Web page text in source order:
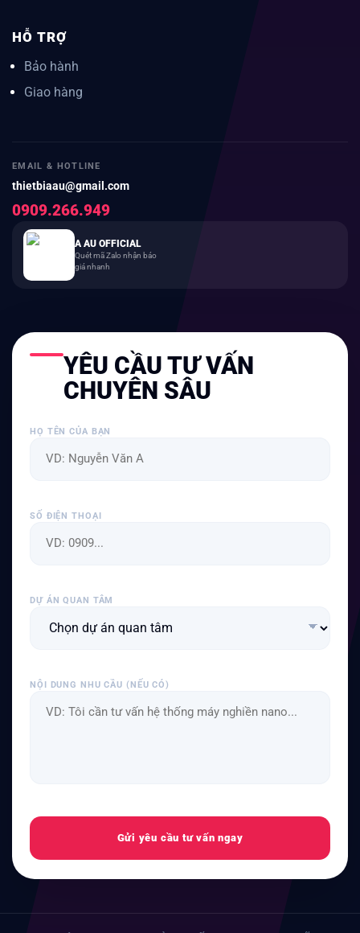
HỖ TRỢ
Bảo hành
Giao hàng
EMAIL & HOTLINE
thietbiaau@gmail.com
0909.266.949
A AU OFFICIAL
Quét mã Zalo nhận báo
giá nhanh
YÊU CẦU TƯ VẤN
CHUYÊN SÂU
HỌ TÊN CỦA BẠN
SỐ ĐIỆN THOẠI
DỰ ÁN QUAN TÂM
NỘI DUNG NHU CẦU (NẾU CÓ)
Gửi yêu cầu tư vấn ngay